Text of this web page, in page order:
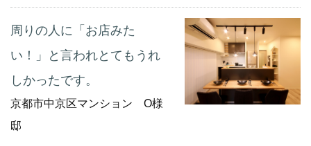
周りの人に「お店みた
い！」と言われとてもうれ
しかったです。
京都市中京区マンション O様
邸